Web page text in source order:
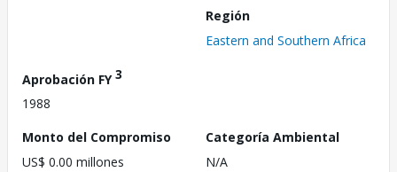
Región
Eastern and Southern Africa
Aprobación FY3
1988
Monto del Compromiso
US$ 0.00 millones
Categoría Ambiental
N/A